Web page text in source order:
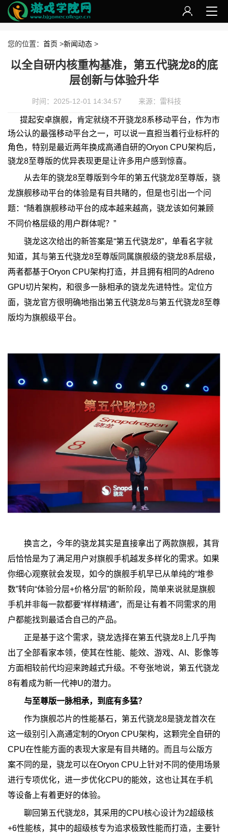
您的位置： 首页 >新闻动态 >
以全自研内核重构基准，第五代骁龙8的底
层创新与体验升华
时间：2025-12-01 14:34:57 来源：雷科技
提起安卓旗舰，肯定就绕不开骁龙8系移动平台，作为市
场公认的最强移动平台之一，可以说一直担当着行业标杆的
角色，特别是最近两年换成高通自研的Oryon CPU架构后，
骁龙8至尊版的优异表现更是让许多用户感到惊喜。
从去年的骁龙8至尊版到今年的第五代骁龙8至尊版，骁
龙旗舰移动平台的体验是有目共睹的，但是也引出一个问
题：“随着旗舰移动平台的成本越来越高，骁龙该如何兼顾
不同价格层级的用户群体呢？”
骁龙这次给出的新答案是“第五代骁龙8”，单看名字就
知道，其与第五代骁龙8至尊版同属旗舰级的骁龙8系层级，
两者都基于Oryon CPU架构打造，并且拥有相同的Adreno
GPU切片架构，和很多一脉相承的骁龙先进特性。定位方
面，骁龙官方很明确地指出第五代骁龙8与第五代骁龙8至尊
版均为旗舰级平台。
换言之，今年的骁龙其实是直接拿出了两款旗舰，其背
后恰恰是为了满足用户对旗舰手机越发多样化的需求。如果
你细心观察就会发现，如今的旗舰手机早已从单纯的“堆参
数”转向“体验分层+价格分层”的新阶段，简单来说就是旗舰
手机并非每一款都要“样样精通”，而是让有着不同需求的用
户都能找到最适合自己的产品。
正是基于这个需求，骁龙选择在第五代骁龙8上几乎掏
出了全部看家本领，使其在性能、能效、游戏、AI、影像等
方面相较前代均迎来跨越式升级。不夸张地说，第五代骁龙
8有着成为新一代神U的潜力。
与至尊版一脉相承，到底有多猛？
作为旗舰芯片的性能基石，第五代骁龙8是骁龙首次在
这一级别引入高通定制的Oryon CPU架构，这颗完全自研的
CPU在性能方面的表现大家是有目共睹的。而且与公版方
案不同的是，骁龙可以在Oryon CPU上针对不同的使用场景
进行专项优化，进一步优化CPU的能效，这也让其在手机
等设备上有着更好的体验。
聊回第五代骁龙8，其采用的CPU核心设计为2超级核
+6性能核，其中的超级核专为追求极致性能而打造，主要针